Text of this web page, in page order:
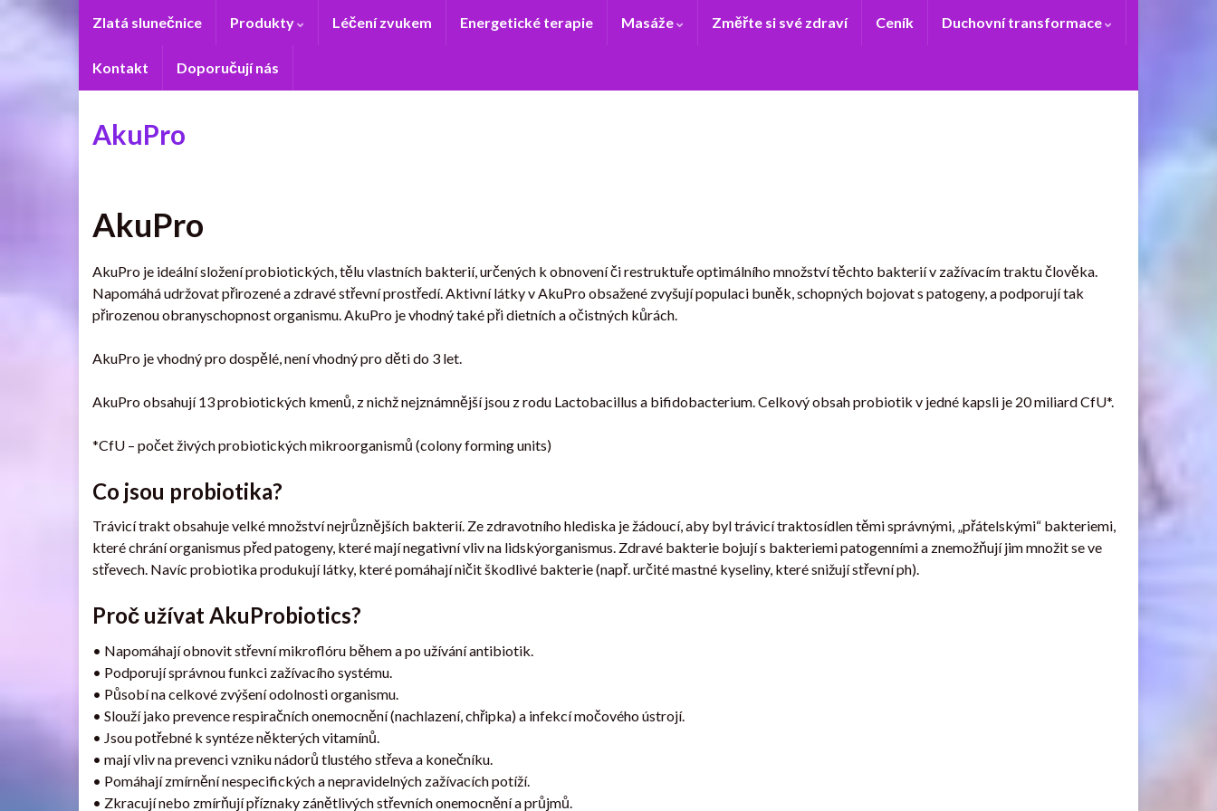
Zlatá slunečnice Produkty Léčení zvukem Energetické terapie Masáže Změřte si své zdraví Ceník Duchovní transformace
Kontakt Doporučují nás
AkuPro
AkuPro
AkuPro je ideální složení probiotických, tělu vlastních bakterií, určených k obnovení či restruktuře optimálního množství těchto bakterií v zažívacím traktu člověka.
Napomáhá udržovat přirozené a zdravé střevní prostředí. Aktivní látky v AkuPro obsažené zvyšují populaci buněk, schopných bojovat s patogeny, a podporují tak
přirozenou obranyschopnost organismu. AkuPro je vhodný také při dietních a očistných kůrách.
AkuPro je vhodný pro dospělé, není vhodný pro děti do 3 let.
AkuPro obsahují 13 probiotických kmenů, z nichž nejznámnější jsou z rodu Lactobacillus a bifidobacterium. Celkový obsah probiotik v jedné kapsli je 20 miliard CfU*.
*CfU – počet živých probiotických mikroorganismů (colony forming units)
Co jsou probiotika?
Trávicí trakt obsahuje velké množství nejrůznějších bakterií. Ze zdravotního hlediska je žádoucí, aby byl trávicí traktosídlen těmi správnými, „přátelskými“ bakteriemi,
které chrání organismus před patogeny, které mají negativní vliv na lidskýorganismus. Zdravé bakterie bojují s bakteriemi patogenními a znemožňují jim množit se ve
střevech. Navíc probiotika produkují látky, které pomáhají ničit škodlivé bakterie (např. určité mastné kyseliny, které snižují střevní ph).
Proč užívat AkuProbiotics?
• Napomáhají obnovit střevní mikroflóru během a po užívání antibiotik.
• Podporují správnou funkci zažívacího systému.
• Působí na celkové zvýšení odolnosti organismu.
• Slouží jako prevence respiračních onemocnění (nachlazení, chřipka) a infekcí močového ústrojí.
• Jsou potřebné k syntéze některých vitamínů.
• mají vliv na prevenci vzniku nádorů tlustého střeva a konečníku.
• Pomáhají zmírnění nespecifických a nepravidelných zažívacích potíží.
• Zkracují nebo zmírňují příznaky zánětlivých střevních onemocnění a průjmů.